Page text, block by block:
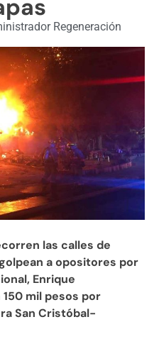
Regeneración
las calles de
a opositores por
Enrique
mil pesos por
San Cristóbal-